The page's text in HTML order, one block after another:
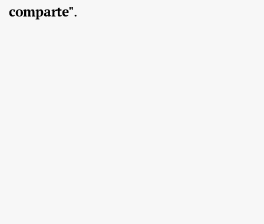
comparte".